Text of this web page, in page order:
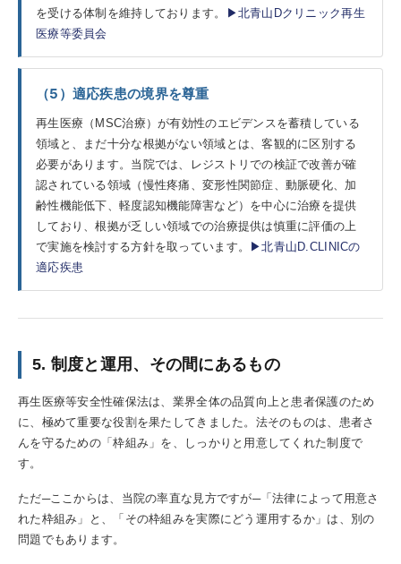
を受ける体制を維持しております。
▶北青山Dクリニック再生
医療等委員会
（5）適応疾患の境界を尊重
再生医療（MSC治療）が有効性のエビデンスを蓄積している
領域と、まだ十分な根拠がない領域とは、客観的に区別する
必要があります。当院では、レジストリでの検証で改善が確
認されている領域（慢性疼痛、変形性関節症、動脈硬化、加
齢性機能低下、軽度認知機能障害など）を中心に治療を提供
しており、根拠が乏しい領域での治療提供は慎重に評価の上
で実施を検討する方針を取っています。
▶北青山D.CLINICの
適応疾患
5. 制度と運用、その間にあるもの
再生医療等安全性確保法は、業界全体の品質向上と患者保護のため
に、極めて重要な役割を果たしてきました。法そのものは、患者さ
んを守るための「枠組み」を、しっかりと用意してくれた制度で
す。
ただ─ここからは、当院の率直な見方ですが─「法律によって用意さ
れた枠組み」と、「その枠組みを実際にどう運用するか」は、別の
問題でもあります。